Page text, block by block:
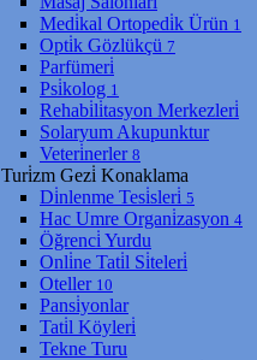
Medi̇kal Ortopedi̇k Ürün 1
Opti̇k Gözlükçü 7
Parfümeri̇
Psi̇kolog 1
Rehabi̇li̇tasyon Merkezleri̇
Solaryum Akupunktur
Veteri̇nerler 8
Turi̇zm Gezi̇ Konaklama
Di̇nlenme Tesi̇sleri̇ 5
Hac Umre Organi̇zasyon 4
Öğrenci̇ Yurdu
Onli̇ne Tati̇l Si̇teleri̇
Oteller 10
Pansi̇yonlar
Tati̇l Köyleri̇
Tekne Turu